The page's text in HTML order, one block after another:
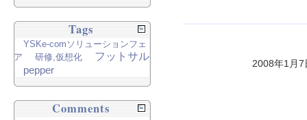
2008年1月
Tags
YSKe-comソリューションフェ
ア
研修,仮想化
フットサル
pepper
Comments